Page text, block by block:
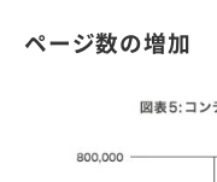
ページ数の増加